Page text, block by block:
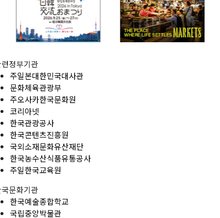
정부기관
주일본대한민국대사관
문화체육관광부
주오사카한국문화원
코리아넷
한국관광공사
한국콘텐츠진흥원
국외소재문화유산재단
한국농수산식품유통공사
주일한국교육원
문화기관
한국예술종합학교
국립중앙박물관